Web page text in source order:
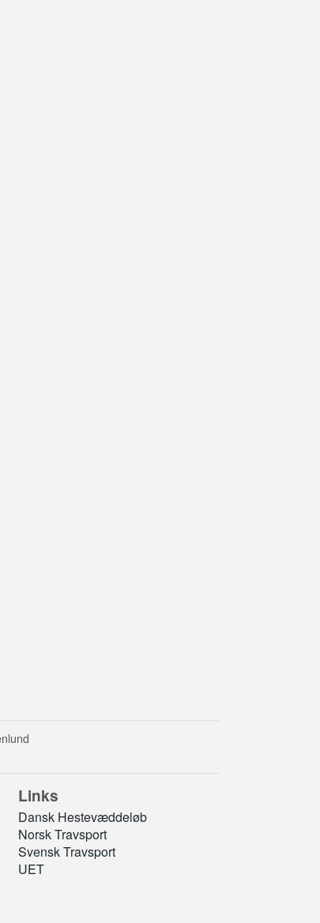
Links
Dansk Hestevæddeløb
Norsk Travsport
Svensk Travsport
UET